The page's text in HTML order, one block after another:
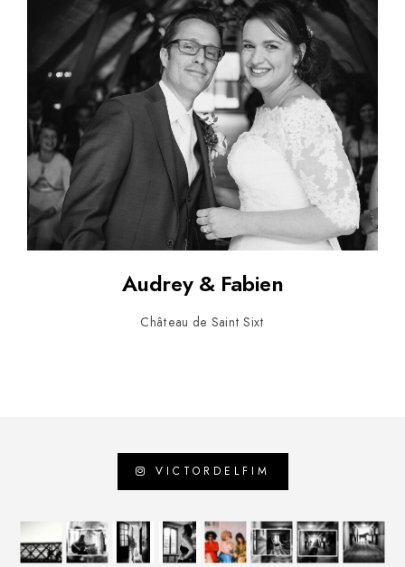
Audrey & Fabien
Château de Saint Sixt
VICTORDELFIM